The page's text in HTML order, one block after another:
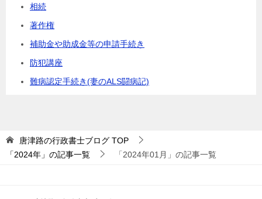
相続
著作権
補助金や助成金等の申請手続き
防犯講座
難病認定手続き(妻のALS闘病記)
唐津路の行政書士ブログ TOP
「2024年」の記事一覧
「2024年01月」の記事一覧